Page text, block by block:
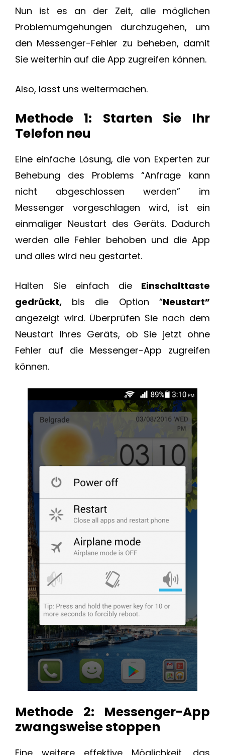
Nun ist es an der Zeit, alle möglichen
Problemumgehungen durchzugehen, um
den Messenger-Fehler zu beheben, damit
Sie weiterhin auf die App zugreifen können.
Also, lasst uns weitermachen.
Methode 1: Starten Sie Ihr
Telefon neu
Eine einfache Lösung, die von Experten zur
Behebung des Problems “Anfrage kann
nicht abgeschlossen werden” im
Messenger vorgeschlagen wird, ist ein
einmaliger Neustart des Geräts. Dadurch
werden alle Fehler behoben und die App
und alles wird neu gestartet.
Halten Sie einfach die Einschalttaste
gedrückt, bis die Option “Neustart”
angezeigt wird. Überprüfen Sie nach dem
Neustart Ihres Geräts, ob Sie jetzt ohne
Fehler auf die Messenger-App zugreifen
können.
Methode 2: Messenger-App
zwangsweise stoppen